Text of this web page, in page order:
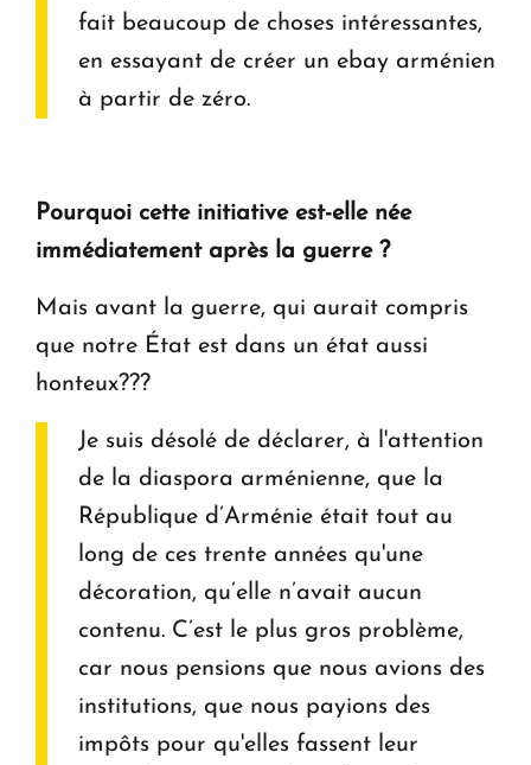
fait beaucoup de choses intéressantes,
en essayant de créer un ebay arménien
à partir de zéro.
Pourquoi cette initiative est-elle née
immédiatement après la guerre ?
Mais avant la guerre, qui aurait compris
que notre État est dans un état aussi
honteux???
Je suis désolé de déclarer, à l'attention
de la diaspora arménienne, que la
République d’Arménie était tout au
long de ces trente années qu'une
décoration, qu’elle n’avait aucun
contenu. C’est le plus gros problème,
car nous pensions que nous avions des
institutions, que nous payions des
impôts pour qu'elles fassent leur